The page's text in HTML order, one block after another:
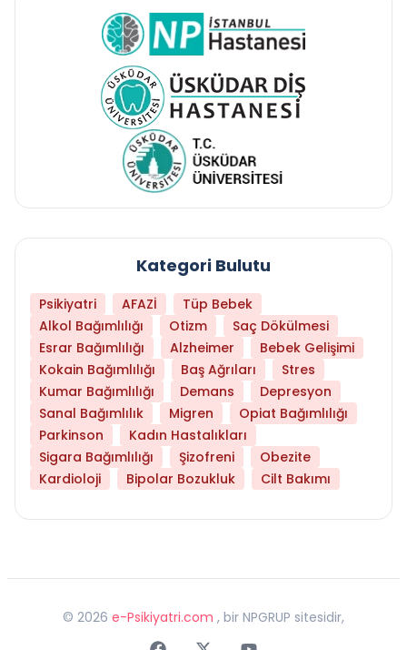
Kategori Bulutu
Psikiyatri AFAZİ
Tüp Bebek
Alkol Bağımlılığı
Otizm
Saç Dökülmesi
Esrar Bağımlılığı
Alzheimer
Bebek Gelişimi
Kokain Bağımlılığı
Baş Ağrıları
Stres
Kumar Bağımlılığı
Demans
Depresyon
Sanal Bağımlılık
Migren
Opiat Bağımlılığı
Parkinson
Kadın Hastalıkları
Sigara Bağımlılığı
Şizofreni
Obezite
Kardioloji
Bipolar Bozukluk Cilt Bakımı
© 2026 e-Psikiyatri.com , bir NPGRUP sitesidir,